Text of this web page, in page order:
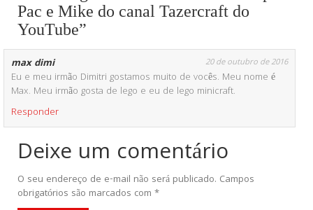
Pac e Mike do canal Tazercraft do
YouTube”
max dimi 20 de outubro de 2016
Eu e meu irmão Dimitri gostamos muito de vocês. Meu nome é
Max. Meu irmão gosta de lego e eu de lego minicraft.
Responder
Deixe um comentário
O seu endereço de e-mail não será publicado. Campos
obrigatórios são marcados com *